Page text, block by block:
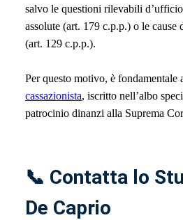
salvo le questioni rilevabili
assolute (art. 179 c.p.p.) o le cause
(art. 129 c.p.p.).
Per questo motivo, è fondamentale
cassazionista, iscritto nell’albo
patrocinio dinanzi alla Suprema
📞 Contatta lo
De Caprio